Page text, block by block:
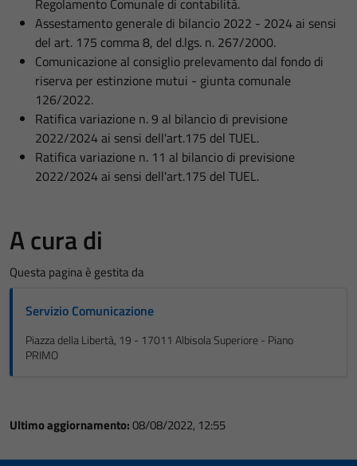
Regolamento Comunale di contabilità.
Assestamento generale di bilancio 2022 - 2024 ai sensi
del art. 175 comma 8, del d.lgs. n. 267/2000.
Comunicazione al consiglio prelevamento dal fondo di
riserva per estinzione mutui - giunta comunale
126/2022.
Ratifica variazione n. 9 al bilancio di previsione
2022/2024 ai sensi dell'art.175 del TUEL.
Ratifica variazione n. 11 al bilancio di previsione
2022/2024 ai sensi dell'art.175 del TUEL.
A cura di
Questa pagina è gestita da
Servizio Comunicazione
Piazza della Libertà, 19 - 17011 Albisola Superiore - Piano
PRIMO
Ultimo aggiornamento:08/08/2022, 12:55